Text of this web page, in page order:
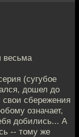
весьма
(сугубое
дошел до
свои сбережения
означает,
добились... А
-- тому же